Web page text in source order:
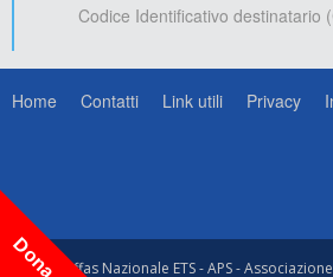
Codice Identificativo destinatario
Home Contatti Link utili Privacy
© Anffas Nazionale ETS - APS -